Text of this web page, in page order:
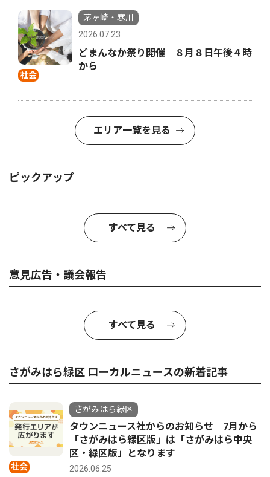
社会
茅ヶ崎・寒川
2026.07.23
どまんなか祭り開催 ８月８日午後４時
から
エリア一覧を見る
ピックアップ
すべて見る
意見広告・議会報告
すべて見る
さがみはら緑区 ローカルニュースの新着記事
社会
さがみはら緑区
タウンニュース社からのお知らせ 7月から
「さがみはら緑区版」は「さがみはら中央
区・緑区版」となります
2026.06.25